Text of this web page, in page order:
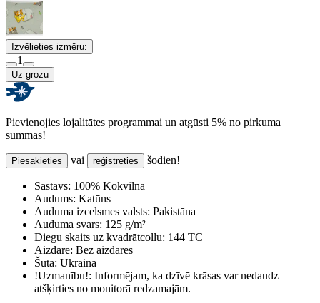
Izvēlieties izmēru:
1
Uz grozu
Pievienojies lojalitātes programmai un atgūsti 5% no pirkuma
summas!
Piesakieties vai reģistrēties šodien!
Sastāvs: 100% Kokvilna
Audums: Katūns
Auduma izcelsmes valsts: Pakistāna
Auduma svars: 125 g/m²
Diegu skaits uz kvadrātcollu: 144 TC
Aizdare: Bez aizdares
Šūta: Ukrainā
!Uzmanību!: Informējam, ka dzīvē krāsas var nedaudz
atšķirties no monitorā redzamajām.